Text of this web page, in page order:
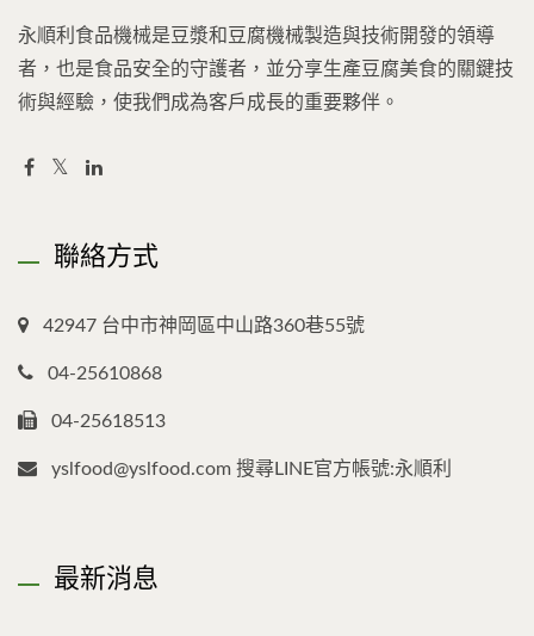
永順利食品機械是豆漿和豆腐機械製造與技術開發的領導
者，也是食品安全的守護者，並分享生產豆腐美食的關鍵技
術與經驗，使我們成為客戶成長的重要夥伴。
聯絡方式
42947 台中市神岡區中山路360巷55號
04-25610868
04-25618513
yslfood@yslfood.com 搜尋LINE官方帳號:永順利
最新消息